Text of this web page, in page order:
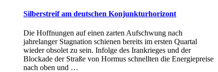
Silberstreif am deutschen Konjunkturhorizont
Die Hoffnungen auf einen zarten Aufschwung nach
jahrelanger Stagnation schienen bereits im ersten Quartal
wieder obsolet zu sein. Infolge des Irankrieges und der
Blockade der Straße von Hormus schnellten die Energiepreise
nach oben und …